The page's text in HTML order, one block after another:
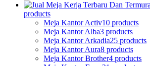
products
Meja Kantor Activ10 products
Meja Kantor Alba3 products
Meja Kantor Arkadia25 products
Meja Kantor Aura8 products
Meja Kantor Brother4 products